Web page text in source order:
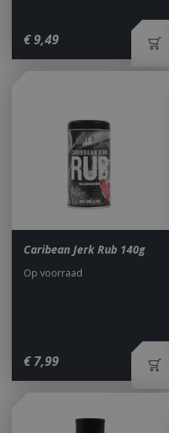
€9,49
Caribean Jerk Rub 140g
€ 7,99
Op voorraad